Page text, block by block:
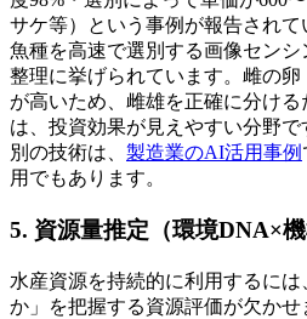
サケ等）という事例が報告され
魚種を高速で選別する画像セン
整理に挙げられています。雌の
が高いため、雌雄を正確に分け
は、投資効果が見えやすい分野
別の技術は、 製造業のAI活用事例
用でもあります。
5. 資源量推定（環境DNA×機
水産資源を持続的に利用するに
か」を把握する資源評価が欠か